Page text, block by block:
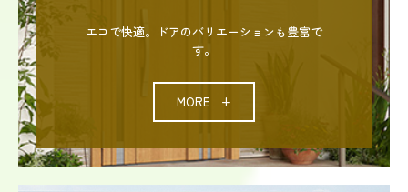
エコで快適。ドアのバリエーションも豊富で
す。
MORE +